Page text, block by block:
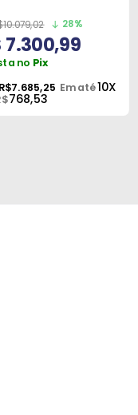
28%
7.300,99
no Pix
R$7.685,25 Em até10X
768,53